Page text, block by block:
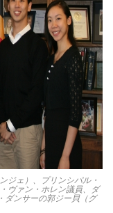
ジェ）、プリンシパル・
ヴァン・ホレン議員、ダ
ダンサーの郭ジー貝（グ